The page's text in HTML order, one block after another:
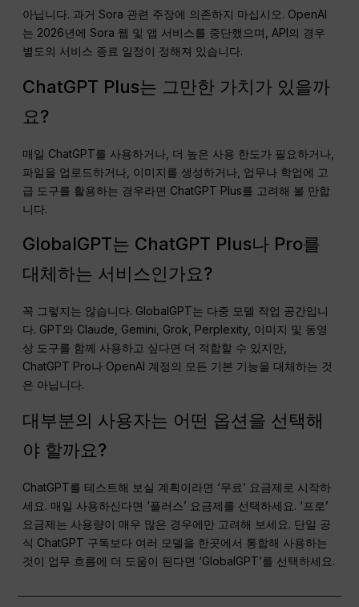
아닙니다. 과거 Sora 관련 주장에 의존하지 마십시오. OpenAI
는 2026년에 Sora 웹 및 앱 서비스를 중단했으며, API의 경우
별도의 서비스 종료 일정이 정해져 있습니다.
ChatGPT Plus는 그만한 가치가 있을까
요?
매일 ChatGPT를 사용하거나, 더 높은 사용 한도가 필요하거나,
파일을 업로드하거나, 이미지를 생성하거나, 업무나 학업에 고
급 도구를 활용하는 경우라면 ChatGPT Plus를 고려해 볼 만합
니다.
GlobalGPT는 ChatGPT Plus나 Pro를
대체하는 서비스인가요?
꼭 그렇지는 않습니다. GlobalGPT는 다중 모델 작업 공간입니
다. GPT와 Claude, Gemini, Grok, Perplexity, 이미지 및 동영
상 도구를 함께 사용하고 싶다면 더 적합할 수 있지만,
ChatGPT Pro나 OpenAI 계정의 모든 기본 기능을 대체하는 것
은 아닙니다.
대부분의 사용자는 어떤 옵션을 선택해
야 할까요?
ChatGPT를 테스트해 보실 계획이라면 ‘무료’ 요금제로 시작하
세요. 매일 사용하신다면 ‘플러스’ 요금제를 선택하세요. ‘프로’
요금제는 사용량이 매우 많은 경우에만 고려해 보세요. 단일 공
식 ChatGPT 구독보다 여러 모델을 한곳에서 통합해 사용하는
것이 업무 흐름에 더 도움이 된다면 ‘GlobalGPT’를 선택하세요.